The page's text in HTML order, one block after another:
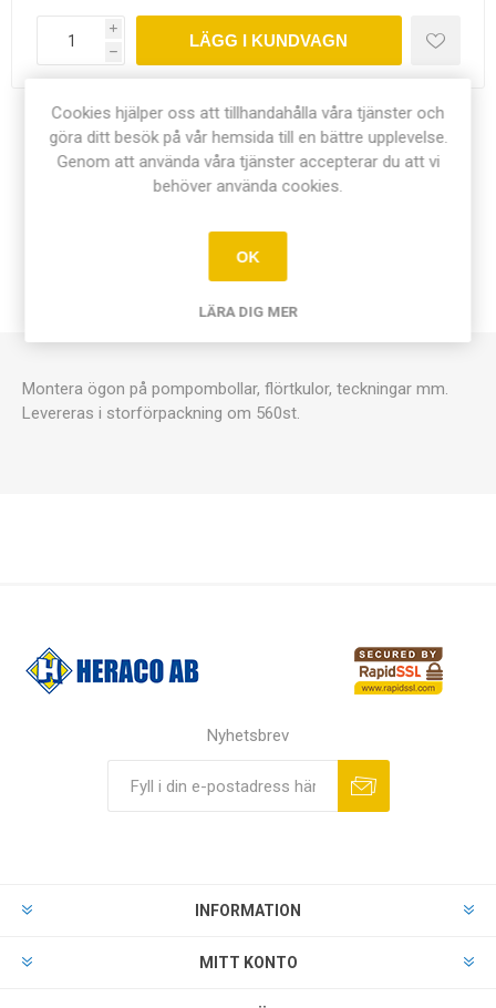
i
h
LÄGG I KUNDVAGN
Dela:
ÖVERSIKT
KONTAKTA OSS
Montera ögon på pompombollar, flörtkulor, teckningar mm.
Levereras i storförpackning om 560st.
Nyhetsbrev
INFORMATION
MITT KONTO
Cookies hjälper oss att tillhandahålla våra tjänster och
göra ditt besök på vår hemsida till en bättre upplevelse.
Genom att använda våra tjänster accepterar du att vi
behöver använda cookies.
OK
LÄRA DIG MER